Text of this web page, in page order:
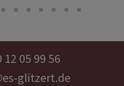
12 05 99 56
glitzert.de